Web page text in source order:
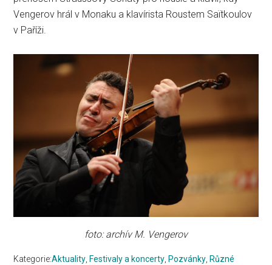
Vengerov hrál v Monaku a klavírista Roustem Saïtkoulov
v Paříži.
foto: archív M. Vengerov
Kategorie:Aktuality, Festivaly a koncerty, Pozvánky, Různé